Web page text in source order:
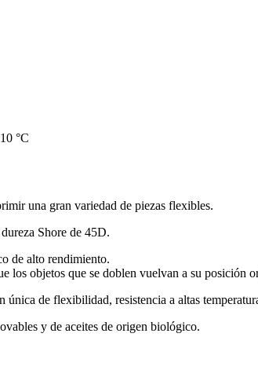
°C
una gran variedad de piezas flexibles.
Shore de 45D.
de alto rendimiento.
los objetos que se doblen vuelvan a su posición
de flexibilidad, resistencia a altas
y de aceites de origen biológico.